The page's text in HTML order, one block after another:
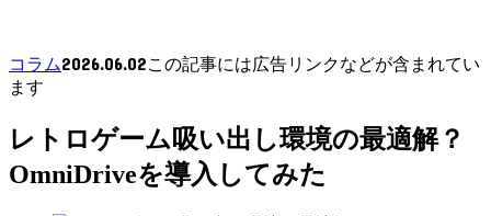
コラム2026.06.02この記事には広告リンクなどが含まれてい
ます
レトロゲーム吸い出し環境の最適解？
OmniDriveを導入してみた